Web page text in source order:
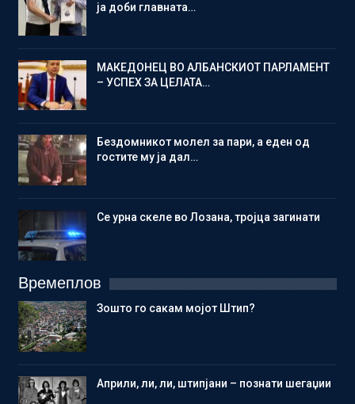
ја доби главната…
МАКЕДОНЕЦ ВО АЛБАНСКИОТ ПАРЛАМЕНТ
– УСПЕХ ЗА ЦЕЛАТА…
Бездомникот молел за пари, а еден од
гостите му ја дал…
Се урна скеле во Лозана, тројца загинати
Времеплов
Зошто го сакам мојот Штип?
Aприли, ли, ли, штипјани – познати шегаџии